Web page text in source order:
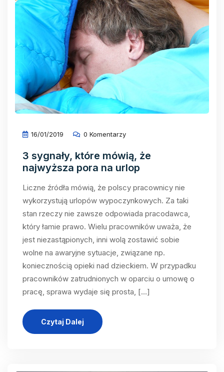
16/01/2019 0 Komentarzy
3 sygnały, które mówią, że
najwyższa pora na urlop
Liczne źródła mówią, że polscy pracownicy nie
wykorzystują urlopów wypoczynkowych. Za taki
stan rzeczy nie zawsze odpowiada pracodawca,
który łamie prawo. Wielu pracowników uważa, że
jest niezastąpionych, inni wolą zostawić sobie
wolne na awaryjne sytuacje, związane np.
koniecznością opieki nad dzieckiem. W przypadku
pracowników zatrudnionych w oparciu o umowę o
pracę, sprawa wydaje się prosta, […]
Czytaj Dalej